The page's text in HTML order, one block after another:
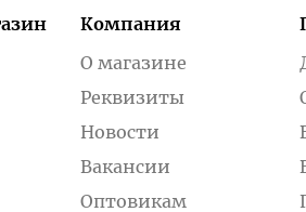
Компания
О магазине
Реквизиты
Новости
Вакансии
Оптовикам